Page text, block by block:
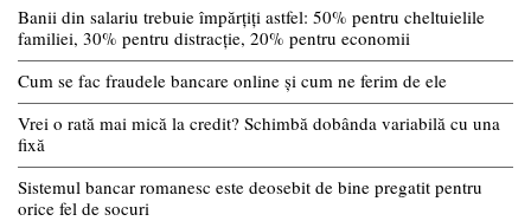
Banii din salariu trebuie împărțiți astfel: 50% pentru cheltuielile
familiei, 30% pentru distracție, 20% pentru economii
Cum se fac fraudele bancare online și cum ne ferim de ele
Vrei o rată mai mică la credit? Schimbă dobânda variabilă cu una
fixă
Sistemul bancar romanesc este deosebit de bine pregatit pentru
orice fel de socuri